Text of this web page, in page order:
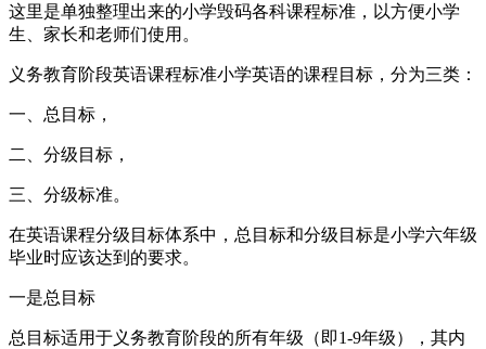
这里是单独整理出来的小学毁码各科课程标准，以方便小学
生、家长和老师们使用。
义务教育阶段英语课程标准小学英语的课程目标，分为三类：
一、总目标，
二、分级目标，
三、分级标准。
在英语课程分级目标体系中，总目标和分级目标是小学六年级
毕业时应该达到的要求。
一是总目标
总目标适用于义务教育阶段的所有年级（即1-9年级），其内